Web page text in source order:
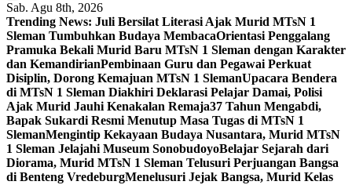
Sab. Agu 8th, 2026
Trending News: Juli Bersilat Literasi Ajak Murid MTsN 1
Sleman Tumbuhkan Budaya MembacaOrientasi Penggalang
Pramuka Bekali Murid Baru MTsN 1 Sleman dengan Karakter
dan KemandirianPembinaan Guru dan Pegawai Perkuat
Disiplin, Dorong Kemajuan MTsN 1 SlemanUpacara Bendera
di MTsN 1 Sleman Diakhiri Deklarasi Pelajar Damai, Polisi
Ajak Murid Jauhi Kenakalan Remaja37 Tahun Mengabdi,
Bapak Sukardi Resmi Menutup Masa Tugas di MTsN 1
SlemanMengintip Kekayaan Budaya Nusantara, Murid MTsN
1 Sleman Jelajahi Museum SonobudoyoBelajar Sejarah dari
Diorama, Murid MTsN 1 Sleman Telusuri Perjuangan Bangsa
di Benteng VredeburgMenelusuri Jejak Bangsa, Murid Kelas